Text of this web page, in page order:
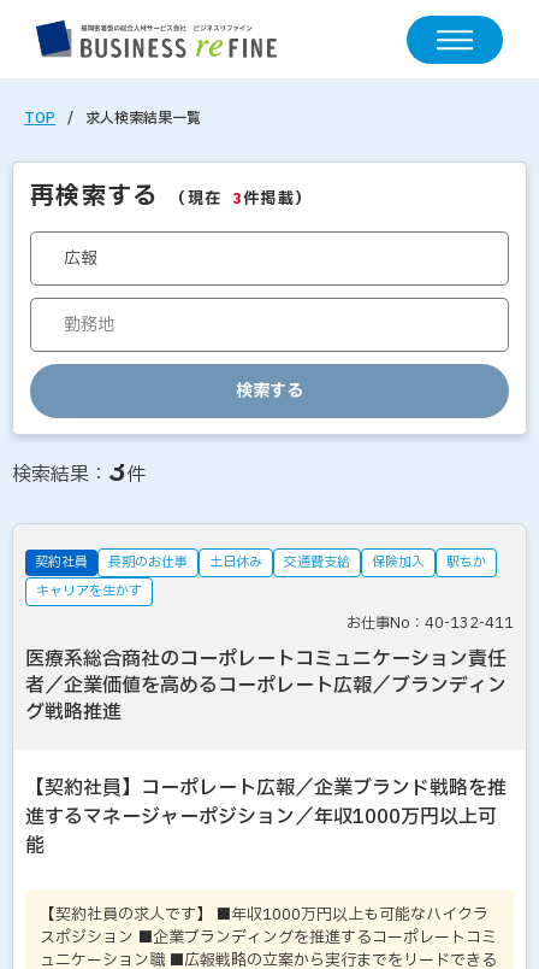
TOP 求人検索結果一覧
再検索する （現在 3件掲載）
検索する
求人情報の検索結果一覧
検索結果： 3件
契約社員 長期のお仕事 土日休み 交通費支給 保険加入
駅ちか
キャリアを生かす
お仕事No：40-132-411
医療系総合商社のコーポレートコミュニケーション責任
者／企業価値を高めるコーポレート広報／ブランディン
グ戦略推進
【契約社員】コーポレート広報／企業ブランド戦略を推
進するマネージャーポジション／年収1000万円以上可
能
【契約社員の求人です】 ■年収1000万円以上も可能なハイクラ
スポジション ■企業ブランディングを推進するコーポレートコミ
ュニケーション職 ■広報戦略の立案から実行までをリードできる